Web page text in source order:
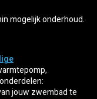
mogelijk onderhoud.
jouw zwembad te